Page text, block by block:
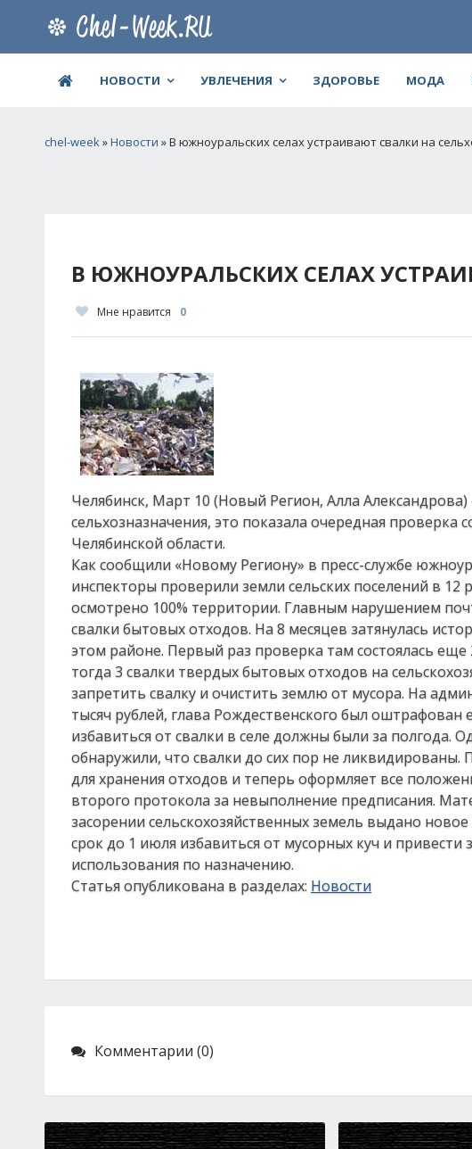
НОВОСТИ УВЛЕЧЕНИЯ ЗДОРОВЬЕ МОДА
chel-week»Новости » В южноуральских селах устраивают свалки на
В ЮЖНОУРАЛЬСКИХ СЕЛАХ
Мне нравится 0
Челябинск, Март 10 (Новый Регион, Алла
сельхозназначения, это показала очередная проверка
Челябинской области.
Как сообщили «Новому Региону» в пресс-службе
инспекторы проверили земли сельских поселений в 12
осмотрено 100% территории. Главным нарушением
свалки бытовых отходов. На 8 месяцев затянулась
этом районе. Первый раз проверка там состоялась
тогда 3 свалки твердых бытовых отходов на
запретить свалку и очистить землю от мусора. На
тысяч рублей, глава Рождественского был
избавиться от свалки в селе должны были за
обнаружили, что свалки до сих пор не
для хранения отходов и теперь оформляет все
второго протокола за невыполнение предписания.
засорении сельскохозяйственных земель выдано
срок до 1 июля избавиться от мусорных куч и
использования по назначению.
Статья опубликована в разделах: Новости
Комментарии (0)